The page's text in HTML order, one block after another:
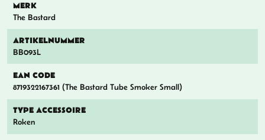
MERK
The Bastard
ARTIKELNUMMER
BB093L
EAN CODE
8719322167361 (The Bastard Tube Smoker Small)
TYPE ACCESSOIRE
Roken